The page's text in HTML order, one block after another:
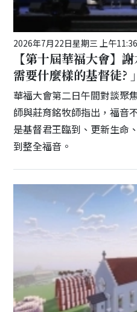
2026年7月22日星期三 上午11:36
【第十屆華福大會】
需要什麼樣的基督徒? 」
華福大會第二日午間對談聚
師與莊育銘牧師指出，福音
是基督君王臨到、更新生命
到整全福音。